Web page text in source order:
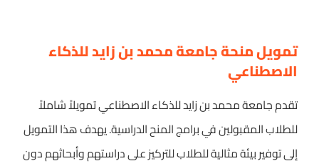
تمويل منحة جامعة محمد بن زايد للذكاء
الاصطناعي
تقدم جامعة محمد بن زايد للذكاء الاصطناعي تمويلاً شاملاً
للطلاب المقبولين في برامج المنح الدراسية. يهدف هذا التمويل
إلى توفير بيئة مثالية للطلاب للتركيز على دراستهم وأبحاثهم دون